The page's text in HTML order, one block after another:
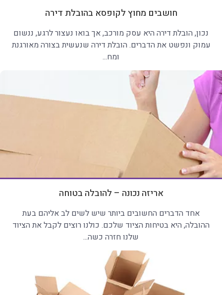
חושבים מחוץ לקופסא בהובלת דירה
נכון, הובלת דירה היא עסק מורכב, אך בואו נעצור לרגע, ננשום
עמוק ונפשט את הדברים. הובלת דירה שנעשית בצורה מאורגנת
ומח...
אריזה נכונה – להובלה בטוחה
אחד הדברים החשובים ביותר שיש לשים לב אליהם בעת
ההובלה, היא בטיחות הציוד שלכם. כולנו רוצים לקבל את הציוד
שלנו חזרה כשה...